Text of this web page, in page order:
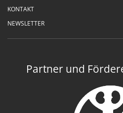
KONTAKT
NEWSLETTER
Partner und